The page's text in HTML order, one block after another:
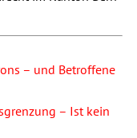
– und Betroffene
– Ist kein